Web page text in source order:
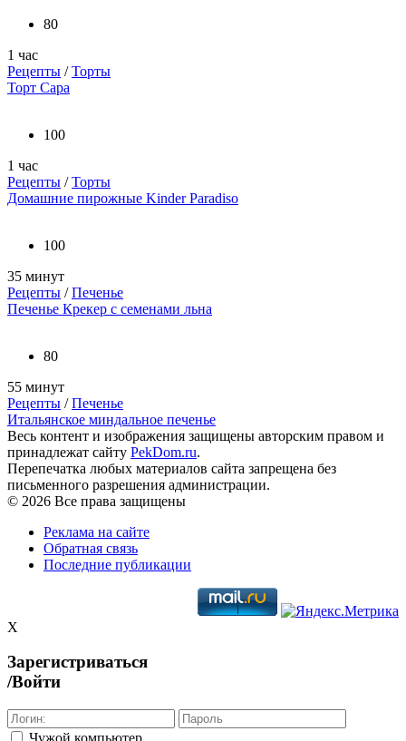
80
1 час
Рецепты /Торты
Торт Сара
100
1 час
Рецепты /Торты
Домашние пирожные Kinder Paradiso
100
35 минут
Рецепты /Печенье
Печенье Крекер с семенами льна
80
55 минут
Рецепты /Печенье
Итальянское миндальное печенье
Весь контент и изображения защищены авторским правом и
принадлежат сайту PekDom.ru.
Перепечатка любых материалов сайта запрещена без
письменного разрешения администрации.
© 2026 Все права защищены
Реклама на сайте
Обратная связь
Последние публикации
X
Зарегистриваться
/Войти